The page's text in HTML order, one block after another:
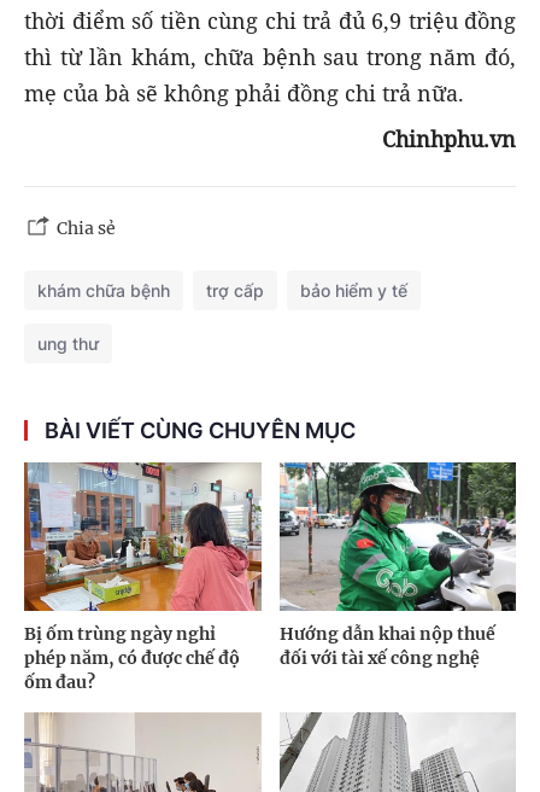
thời điểm số tiền cùng chi trả đủ 6,9 triệu đồng
thì từ lần khám, chữa bệnh sau trong năm đó,
mẹ của bà sẽ không phải đồng chi trả nữa.
Chinhphu.vn
Chia sẻ
khám chữa bệnh trợ cấp bảo hiểm y tế
ung thư
BÀI VIẾT CÙNG CHUYÊN MỤC
Bị ốm trùng ngày nghỉ
phép năm, có được chế độ
ốm đau?
Hướng dẫn khai nộp thuế
đối với tài xế công nghệ